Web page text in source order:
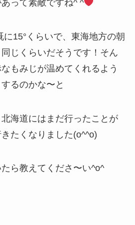
って素敵ですね^ ^
15°くらいで、東海地方の朝
じくらいだそうです！そん
もみじが温めてくれるよう
るのかな〜と
海道にはまだ行ったことが
たくなりました(o^^o)
ら教えてくださ〜い^o^